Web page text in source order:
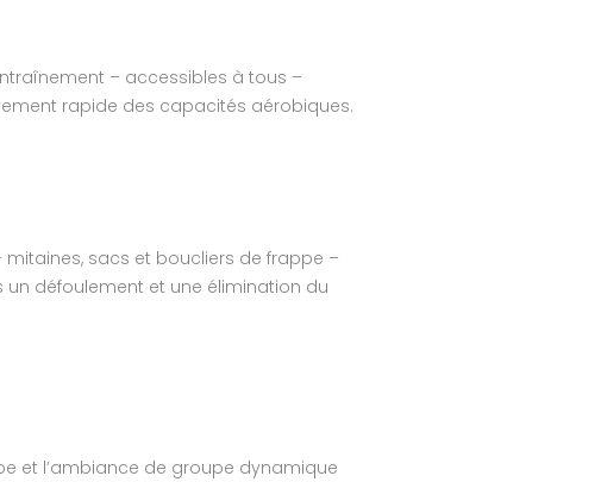
– accessibles à tous –
rapide des capacités aérobiques.
mitaines, sacs et boucliers de frappe –
défoulement et une élimination du
et l’ambiance de groupe dynamique